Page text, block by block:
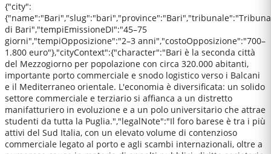
{"city":
di Bari","tempiEmissioneDI":"45–75
giorni","tempiOpposizione":"2–3 anni","costoOpposizione":"700–
1.800 euro"},"cityContext":{"character":"Bari è la seconda città
del Mezzogiorno per popolazione con circa 320.000 abitanti,
importante porto commerciale e snodo logistico verso i Balcani
e il Mediterraneo orientale. L'economia è diversificata: un solido
settore commerciale e terziario si affianca a un distretto
manifatturiero in evoluzione e a un polo universitario che attrae
studenti da tutta la Puglia.","legalNote":"Il foro barese è tra i più
attivi del Sud Italia, con un elevato volume di contenzioso
commerciale legato al porto e agli scambi internazionali, oltre a